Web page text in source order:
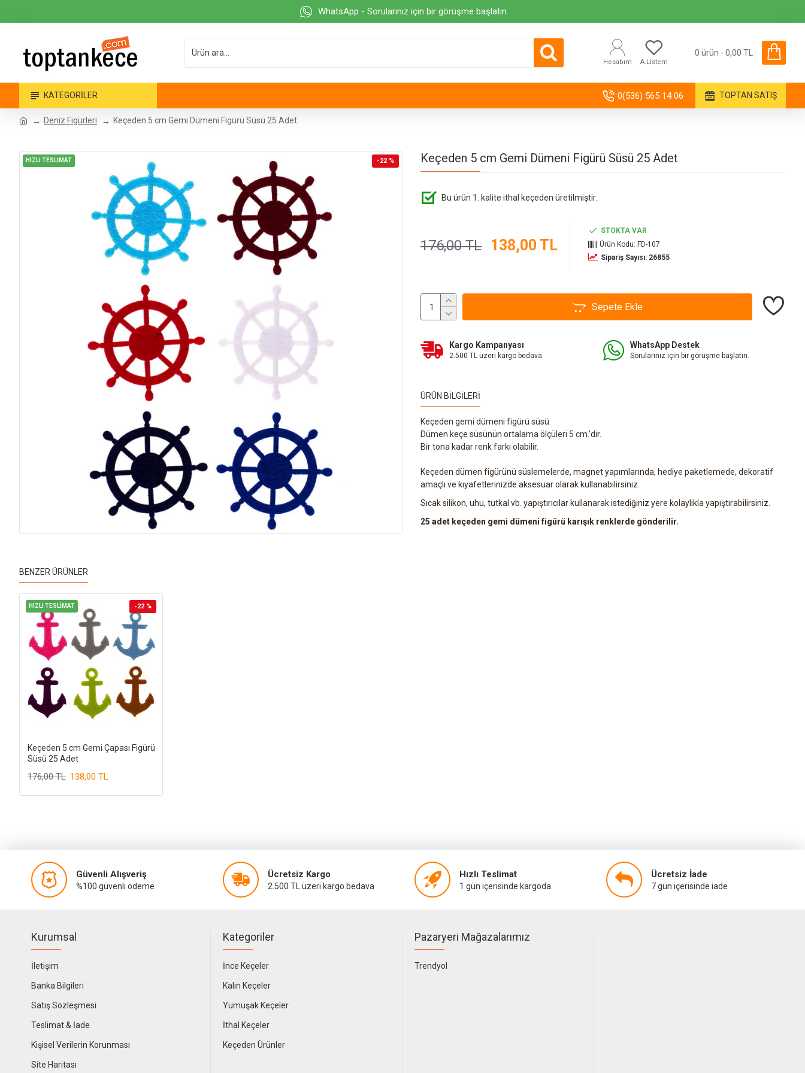
WhatsApp - Sorularınız için bir görüşme başlatın.
Hesabım A.Listem
0 ürün - 0,00 TL
KATEGORILER 0(536) 565 14 06 TOPTAN SATIŞ
Deniz Figürleri Keçeden 5 cm Gemi Dümeni Figürü Süsü 25 Adet
HIZLI TESLİMAT -22 % Keçeden 5 cm Gemi Dümeni Figürü Süsü 25 Adet
Bu ürün 1. kalite ithal keçeden üretilmiştir.
138,00 TL
176,00 TL
STOKTA VAR
Ürün Kodu: FD-107
Sipariş Sayısı: 26855
Sepete Ekle
Kargo Kampanyası
2.500 TL üzeri kargo bedava.
WhatsApp Destek
Sorularınız için bir görüşme başlatın.
ÜRÜN BILGILERI
Keçeden gemi dümeni figürü süsü.
Dümen keçe süsünün ortalama ölçüleri 5 cm.'dir.
Bir tona kadar renk farkı olabilir.
Keçeden dümen figürünü süslemelerde, magnet yapımlarında, hediye paketlemede, dekoratif
amaçlı ve kıyafetlerinizde aksesuar olarak kullanabilirsiniz.
Sıcak silikon, uhu, tutkal vb. yapıştırıcılar kullanarak istediğiniz yere kolaylıkla yapıştırabilirsiniz.
25 adet keçeden gemi dümeni figürü karışık renklerde gönderilir.
BENZER ÜRÜNLER
HIZLI TESLİMAT -22 %
Keçeden 5 cm Gemi Çapası Figürü
Süsü 25 Adet
138,00 TL
176,00 TL
Güvenli Alışveriş
%100 güvenli ödeme
Ücretsiz Kargo
2.500 TL üzeri kargo bedava
Hızlı Teslimat
1 gün içerisinde kargoda
Ücretsiz İade
7 gün içerisinde iade
Kurumsal
İletişim
Banka Bilgileri
Satış Sözleşmesi
Teslimat & İade
Kişisel Verilerin Korunması
Site Haritası
Kategoriler
İnce Keçeler
Kalın Keçeler
Yumuşak Keçeler
İthal Keçeler
Keçeden Ürünler
Pazaryeri Mağazalarımız
Trendyol